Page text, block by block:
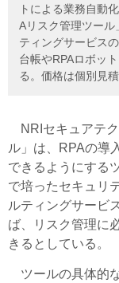
トによる業務自動
Aリスク管理ツー
ティングサービス
台帳やRPAロボッ
る。価格は個別見積
NRIセキュアテク
ル」は、RPAの導
できるようにする
で培ったセキュリ
ルティングサービ
ば、リスク管理に
きるとしている。
ツールの具体的